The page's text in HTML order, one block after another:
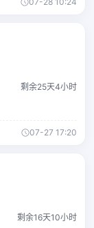
剩余25天4小时
07-27 17:20
剩余16天10小时